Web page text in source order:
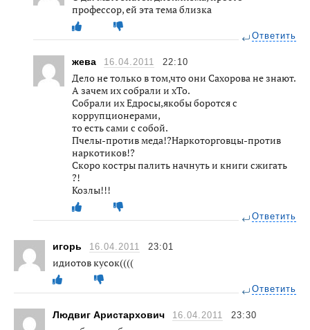
профессор, ей эта тема близка
Ответить
жева 16.04.2011 22:10
Дело не только в том,что они Сахорова не знают.
А зачем их собрали и хТо.
Собрали их Едросы,якобы боротся с
коррупционерами,
то есть сами с собой.
Пчелы-против меда!?Наркоторговцы-против
наркотиков!?
Скоро костры палить начнуть и книги сжигать
?!
Козлы!!!
Ответить
игорь 16.04.2011 23:01
идиотов кусок((((
Ответить
Людвиг Аристархович 16.04.2011 23:30